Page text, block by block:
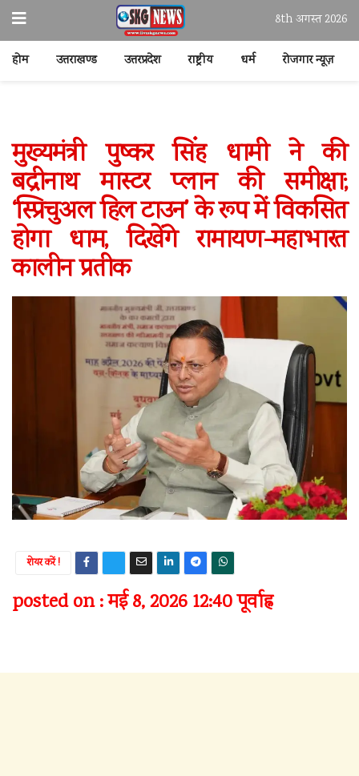
8th अगस्त 2026
होम उत्तराखण्ड उत्तरप्रदेश राष्ट्रीय धर्म रोजगार न्यूज़
मुख्यमंत्री पुष्कर सिंह धामी ने की
बद्रीनाथ मास्टर प्लान की समीक्षा;
‘स्प्रिचुअल हिल टाउन’ के रूप में विकसित
होगा धाम, दिखेंगे रामायण-महाभारत
कालीन प्रतीक
शेयर करें !
posted on : मई 8, 2026 12:40 पूर्वाह्न